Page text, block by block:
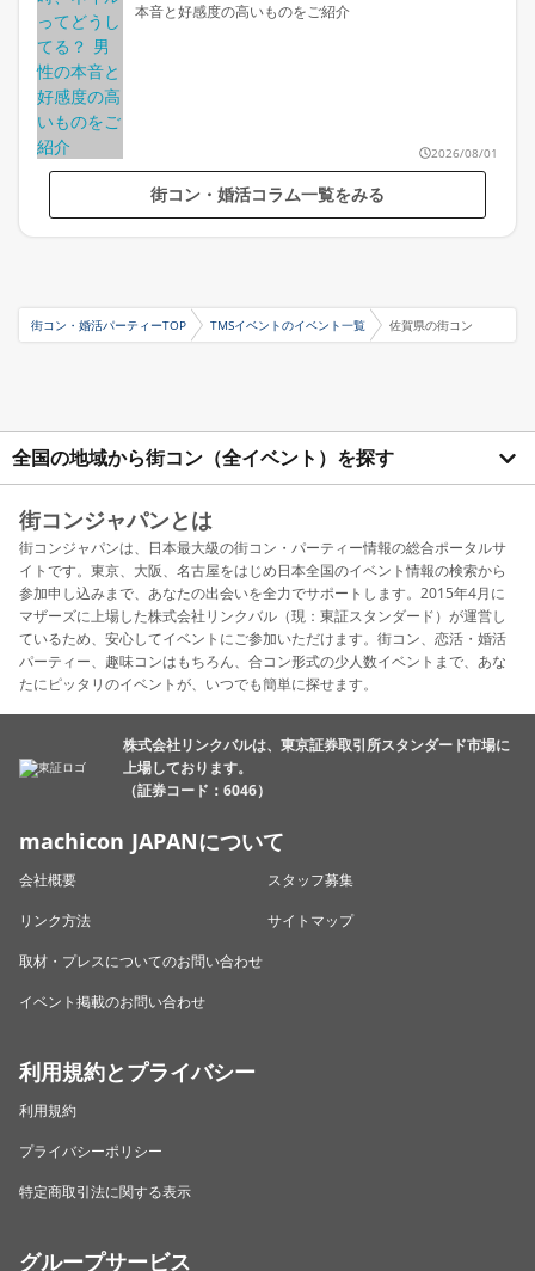
本音と好感度の高いものをご紹介
2026/08/01
街コン・婚活コラム一覧をみる
街コン・婚活パーティーTOP TMSイベントのイベント一覧 佐賀県の街コン
全国の地域から街コン（全イベント）を探す
街コンジャパンとは
街コンジャパンは、日本最大級の街コン・パーティー情報の総合ポータルサ
イトです。東京、大阪、名古屋をはじめ日本全国のイベント情報の検索から
参加申し込みまで、あなたの出会いを全力でサポートします。2015年4月に
マザーズに上場した株式会社リンクバル（現：東証スタンダード）が運営し
ているため、安心してイベントにご参加いただけます。街コン、恋活・婚活
パーティー、趣味コンはもちろん、合コン形式の少人数イベントまで、あな
たにピッタリのイベントが、いつでも簡単に探せます。
株式会社リンクバルは、東京証券取引所スタンダード市場に
上場しております。
（証券コード：6046）
machicon JAPANについて
会社概要
スタッフ募集
リンク方法
サイトマップ
取材・プレスについてのお問い合わせ
イベント掲載のお問い合わせ
利用規約とプライバシー
利用規約
プライバシーポリシー
特定商取引法に関する表示
グループサービス